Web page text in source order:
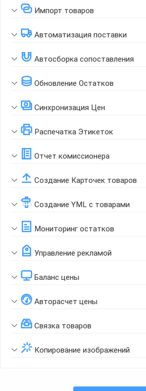
Импорт товаров
Автоматизация поставки
Автосборка сопоставления
Обновление Остатков
Синхронизация Цен
Распечатка Этикеток
Отчет комиссионера
Создание Карточек товаров
Создание YML с товарами
Мониторинг остатков
Управление рекламой
Баланс цены
Авторасчет цены
Связка товаров
Копирование изображений